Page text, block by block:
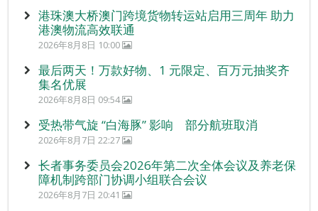
港珠澳大桥澳门跨境货物转运站启用三周年 助力
港澳物流高效联通
2026年8月8日 10:00
最后两天！万款好物、1 元限定、百万元抽奖齐
集名优展
2026年8月8日 09:54
受热带气旋 “白海豚” 影响 部分航班取消
2026年8月7日 22:27
长者事务委员会2026年第二次全体会议及养老保
障机制跨部门协调小组联合会议
2026年8月7日 20:41